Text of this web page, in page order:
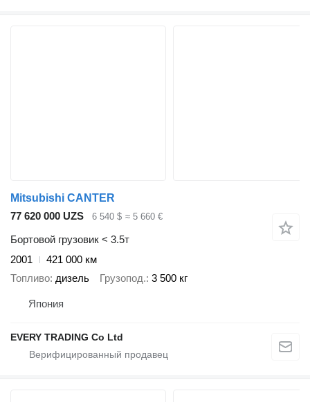
Mitsubishi CANTER
77 620 000 UZS
6 540 $ ≈ 5 660 €
Бортовой грузовик < 3.5т
2001
421 000 км
Топливо дизель Грузопод. 3 500 кг
Япония
EVERY TRADING Co Ltd